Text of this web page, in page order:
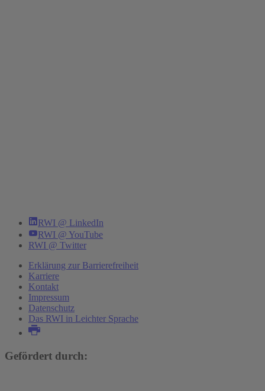
RWI @ LinkedIn
RWI @ YouTube
RWI @ Twitter
Erklärung zur Barrierefreiheit
Karriere
Kontakt
Impressum
Datenschutz
Das RWI in Leichter Sprache
Gefördert durch: